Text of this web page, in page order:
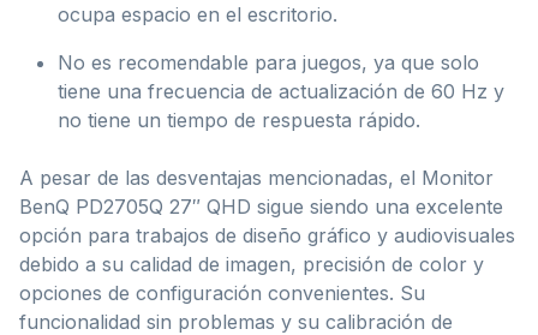
ocupa espacio en el escritorio.
No es recomendable para juegos, ya que solo
tiene una frecuencia de actualización de 60 Hz y
no tiene un tiempo de respuesta rápido.
A pesar de las desventajas mencionadas, el Monitor
BenQ PD2705Q 27″ QHD sigue siendo una excelente
opción para trabajos de diseño gráfico y audiovisuales
debido a su calidad de imagen, precisión de color y
opciones de configuración convenientes. Su
funcionalidad sin problemas y su calibración de